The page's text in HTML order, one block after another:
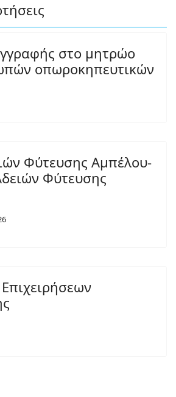
στο μητρώο
οπωροκηπευτικών
Φύτευσης Αμπέλου-
Φύτευσης